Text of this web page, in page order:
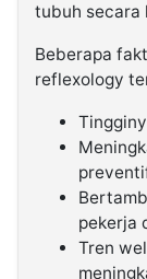
tubuh secara
Beberapa
reflexology
pekerja
Tren